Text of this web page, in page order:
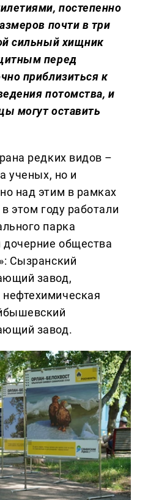
постепенно
почти в три
сильный хищник
перед
приблизиться к
потомства, и
могут оставить
редких видов –
ученых, но и
над этим в рамках
этом году работали
парка
дочерние общества
Сызранский
завод,
завод.